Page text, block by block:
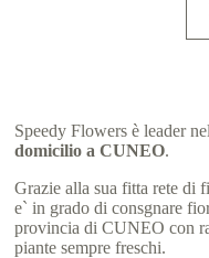
Speedy Flowers è leader
domicilio a CUNEO.
Grazie alla sua fitta rete di
e` in grado di consgnare
provincia di CUNEO con
piante sempre freschi.